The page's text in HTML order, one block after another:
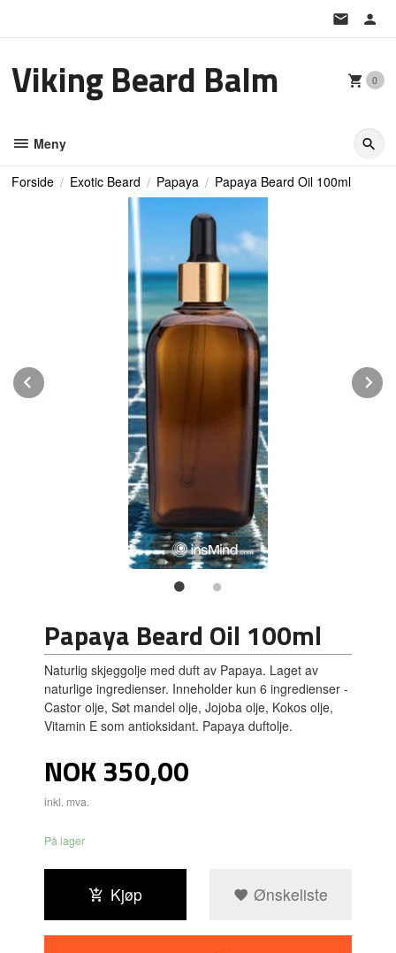
Viking Beard Balm 0
Meny
Forside Exotic Beard Papaya Papaya Beard Oil 100ml
Prev
Papaya Beard Oil 100ml
Naturlig skjeggolje med duft av Papaya. Laget av
naturlige ingredienser. Inneholder kun 6 ingredienser -
Castor olje, Søt mandel olje, Jojoba olje, Kokos olje,
Vitamin E som antioksidant. Papaya duftolje.
Pris
NOK350,00
inkl. mva.
På lager
Kjøp Ønskeliste